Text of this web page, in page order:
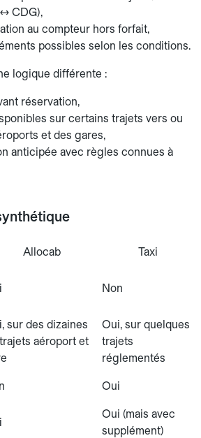
CDG),
au compteur hors forfait,
possibles selon les conditions.
logique différente :
réservation,
sur certains trajets vers ou
et des gares,
anticipée avec règles connues à
Allocab
Taxi
Non
sur des dizaines
aéroport et
Oui, sur quelques
trajets
réglementés
Oui
Oui (mais avec
supplément)